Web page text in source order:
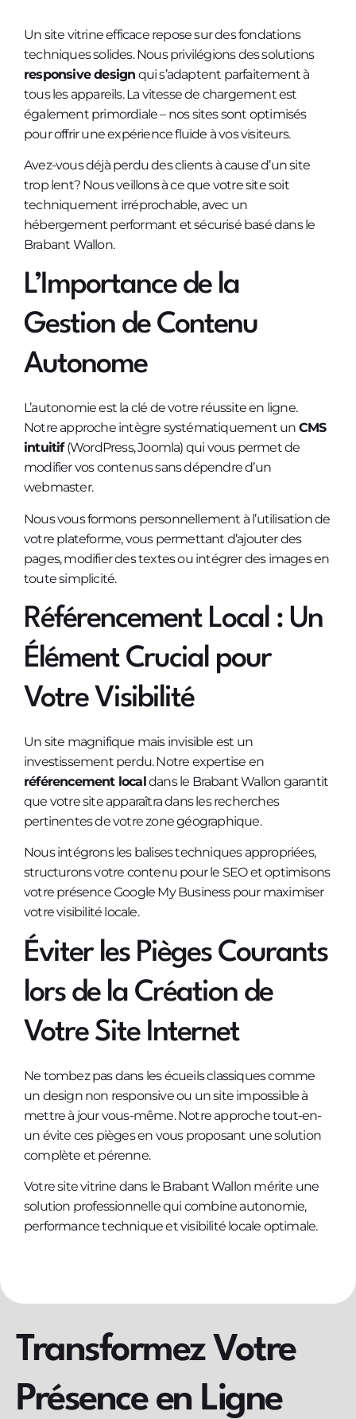
Un site vitrine efficace repose sur des fondations
techniques solides. Nous privilégions des solutions
responsive design qui s’adaptent parfaitement à
tous les appareils. La vitesse de chargement est
également primordiale – nos sites sont optimisés
pour offrir une expérience fluide à vos visiteurs.
Avez-vous déjà perdu des clients à cause d’un site
trop lent? Nous veillons à ce que votre site soit
techniquement irréprochable, avec un
hébergement performant et sécurisé basé dans le
Brabant Wallon.
L’Importance de la
Gestion de Contenu
Autonome
L’autonomie est la clé de votre réussite en ligne.
Notre approche intègre systématiquement un CMS
intuitif(WordPress, Joomla) qui vous permet de
modifier vos contenus sans dépendre d’un
webmaster.
Nous vous formons personnellement à l’utilisation de
votre plateforme, vous permettant d’ajouter des
pages, modifier des textes ou intégrer des images en
toute simplicité.
Référencement Local : Un
Élément Crucial pour
Votre Visibilité
Un site magnifique mais invisible est un
investissement perdu. Notre expertise en
référencement localdans le Brabant Wallon garantit
que votre site apparaîtra dans les recherches
pertinentes de votre zone géographique.
Nous intégrons les balises techniques appropriées,
structurons votre contenu pour le SEO et optimisons
votre présence Google My Business pour maximiser
votre visibilité locale.
Éviter les Pièges Courants
lors de la Création de
Votre Site Internet
Ne tombez pas dans les écueils classiques comme
un design non responsive ou un site impossible à
mettre à jour vous-même. Notre approche tout-en-
un évite ces pièges en vous proposant une solution
complète et pérenne.
Votre site vitrine dans le Brabant Wallon mérite une
solution professionnelle qui combine autonomie,
performance technique et visibilité locale optimale.
Transformez Votre
Présence en Ligne